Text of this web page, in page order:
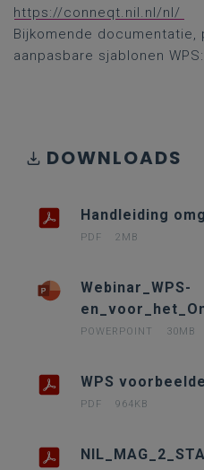
https://conneqt.nil.nl/nl/
Bijkomende
aanpasbare sjablonen WPS:
DOWNLOADS
Handleiding
PDF 2MB
Webinar_WPS-
POWERPOINT 30MB
WPS
PDF 964KB